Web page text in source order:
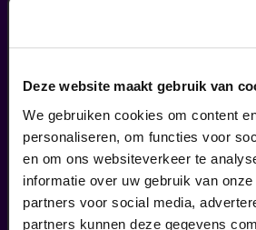
Deze website maakt gebruik van
We gebruiken cookies om content
personaliseren, om functies voor
en om ons websiteverkeer te
informatie over uw gebruik van
partners voor social media,
partners kunnen deze gegevens
Viva Classic Live
FilmMuziek